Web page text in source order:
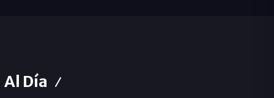
Al Día